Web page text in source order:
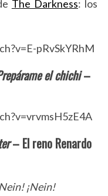
The Darkness: los
pRvSkYRhM
el chichi–
– El reno Renardo
¡Nein!